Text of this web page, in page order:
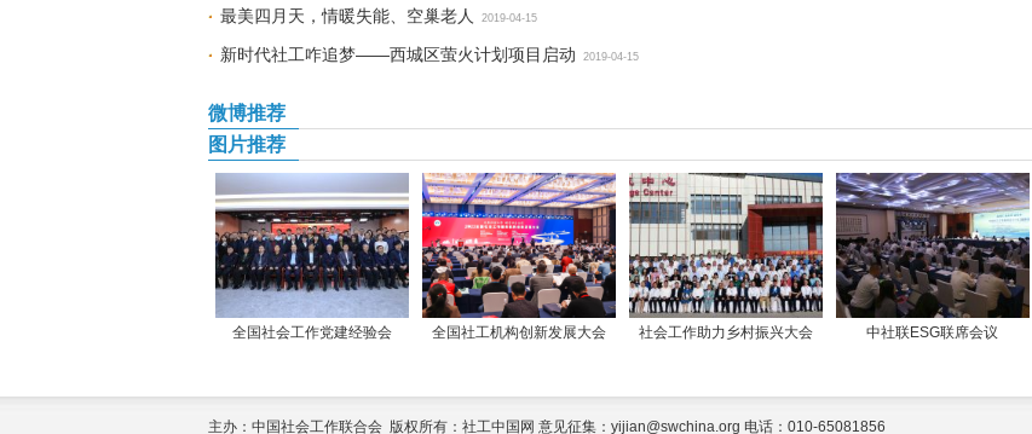
最美四月天，情暖失能、空巢老人 2019-04-15
新时代社工咋追梦——西城区萤火计划项目启动 2019-04-15
微博推荐
图片推荐
全国社会工作党建经验会 全国社工机构创新发展大会 社会工作助力乡村振兴大会 中社联ESG联席会议
主办：中国社会工作联合会 版权所有：社工中国网 意见征集：yijian@swchina.org 电话：010-65081856